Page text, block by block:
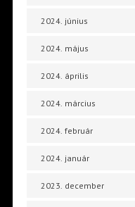
2024. június
2024. május
2024. április
2024. március
2024. február
2024. január
2023. december